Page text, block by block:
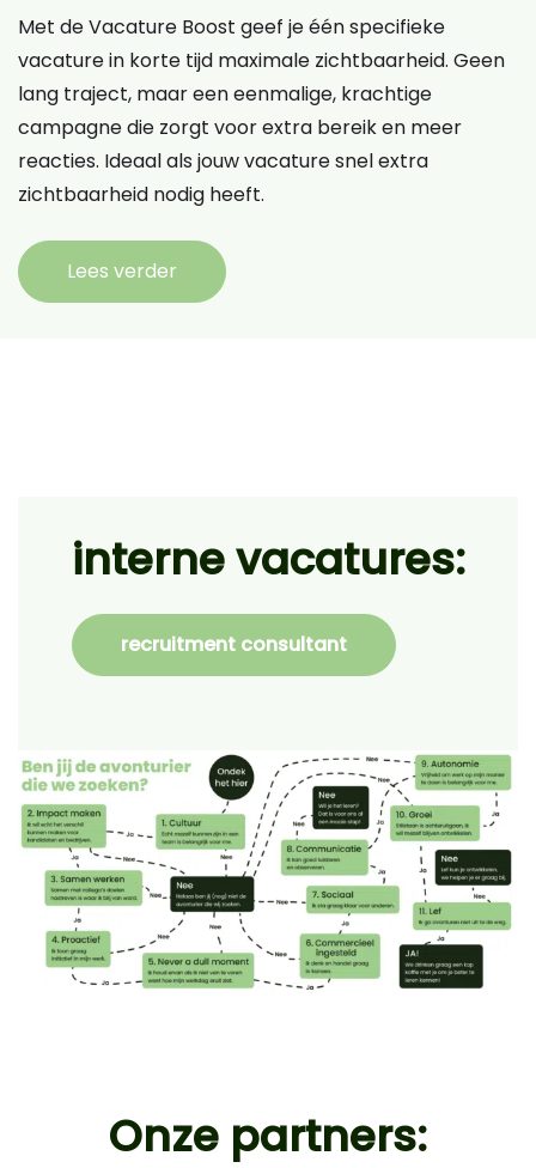
Met de Vacature Boost geef je één specifieke
vacature in korte tijd maximale zichtbaarheid. Geen
lang traject, maar een eenmalige, krachtige
campagne die zorgt voor extra bereik en meer
reacties. Ideaal als jouw vacature snel extra
zichtbaarheid nodig heeft.
Lees verder
interne vacatures:
recruitment consultant
Onze partners: